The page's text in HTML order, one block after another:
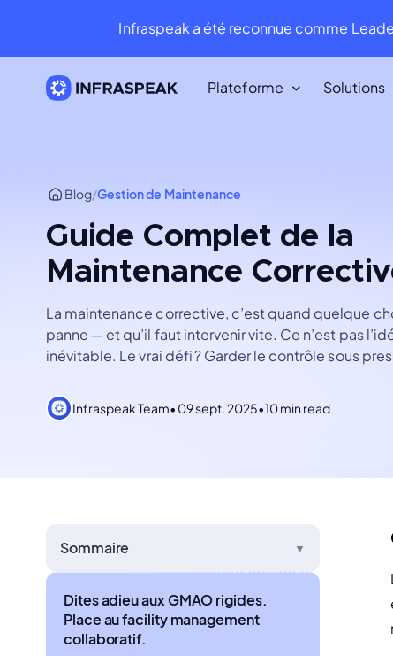
Infraspeak a été reconnue comme
Plateforme Solutions
Bibliothèque de Contenu
Infraspeak Blog
Le meilleur contenu sur la FM et la
maintenance.
Blog/Gestion de Maintenance
Guide Complet de la
Maintenance
La maintenance corrective, c’est quand quelque
panne — et qu’il faut intervenir vite. Ce n’est pas
inévitable. Le vrai défi ? Garder le contrôle sous
Infraspeak Team• 09 sept. 2025•10 min read
Sommaire ▼
Dites adieu aux GMAO rigides.
Place au facility management
collaboratif.